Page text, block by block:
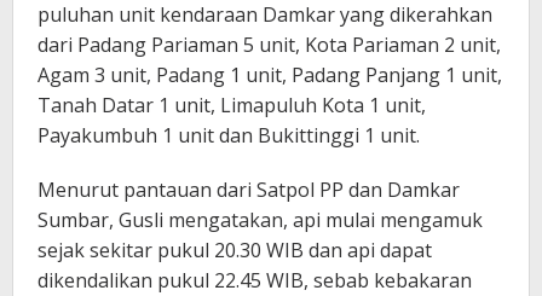
puluhan unit kendaraan Damkar yang dikerahkan
dari Padang Pariaman 5 unit, Kota Pariaman 2 unit,
Agam 3 unit, Padang 1 unit, Padang Panjang 1 unit,
Tanah Datar 1 unit, Limapuluh Kota 1 unit,
Payakumbuh 1 unit dan Bukittinggi 1 unit.
Menurut pantauan dari Satpol PP dan Damkar
Sumbar, Gusli mengatakan, api mulai mengamuk
sejak sekitar pukul 20.30 WIB dan api dapat
dikendalikan pukul 22.45 WIB, sebab kebakaran